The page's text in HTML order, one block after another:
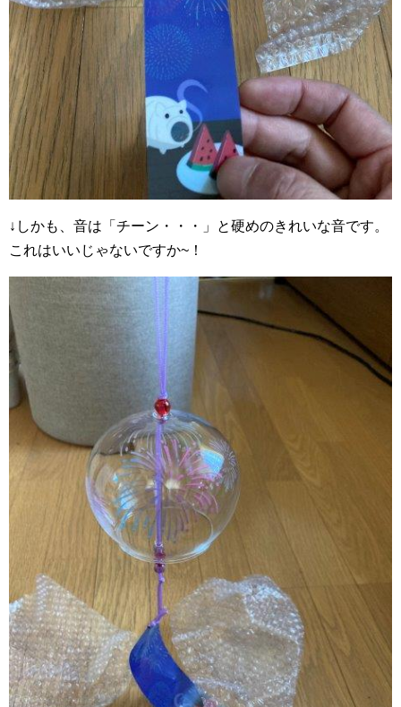
↓しかも、音は「チーン・・・」と硬めのきれいな音です。
これはいいじゃないですか~！